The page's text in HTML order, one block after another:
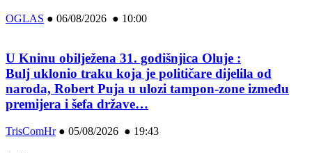
OGLAS ● 06/08/2026 ● 10:00
U Kninu obilježena 31. godišnjica Oluje :
Bulj uklonio traku koja je političare dijelila od
naroda, Robert Puja u ulozi tampon-zone između
premijera i šefa države…
TrisComHr● 05/08/2026 ● 19:43